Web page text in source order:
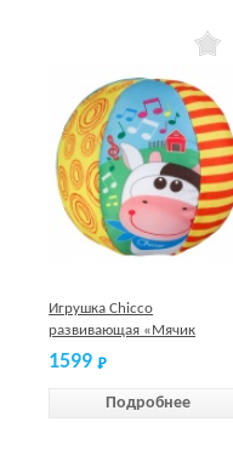
Игрушка Chicco
развивающая «Мячик
мягкий музыкальный»
1599
Подробнее